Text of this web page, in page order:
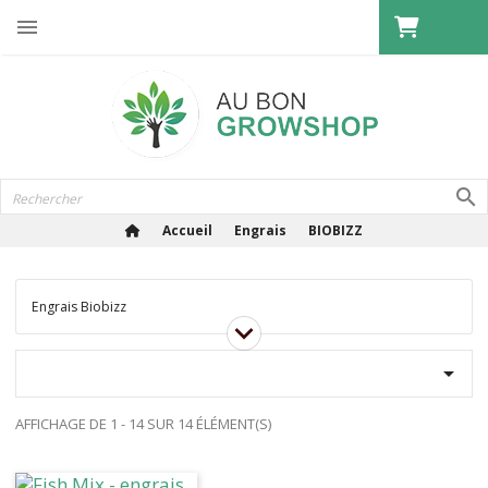

Accueil Engrais BIOBIZZ
Engrais Biobizz

AFFICHAGE DE 1 - 14 SUR 14 ÉLÉMENT(S)